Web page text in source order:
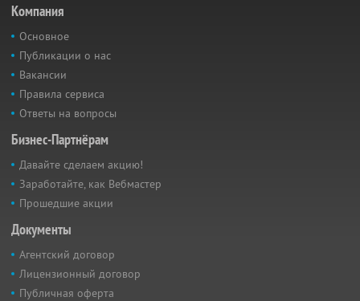
Компания
Основное
Публикации о нас
Вакансии
Правила сервиса
Ответы на вопросы
Бизнес-Партнёрам
Давайте сделаем акцию!
Заработайте, как Вебмастер
Прошедшие акции
Документы
Агентский договор
Лицензионный договор
Публичная оферта